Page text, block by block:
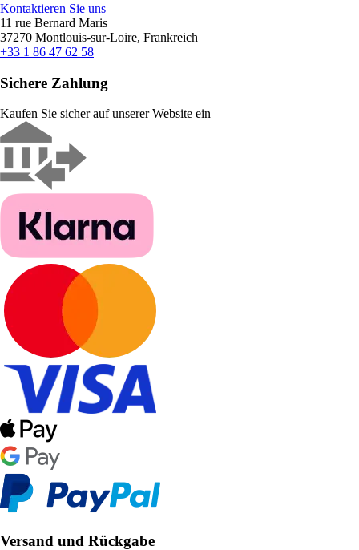
Kontaktieren Sie uns
11 rue Bernard Maris
37270 Montlouis-sur-Loire, Frankreich
+33 1 86 47 62 58
Sichere Zahlung
Kaufen Sie sicher auf unserer Website ein
Versand und Rückgabe